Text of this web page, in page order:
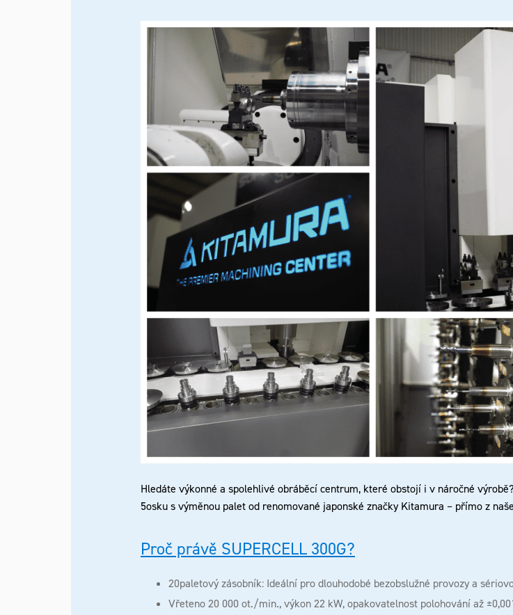
Hledáte výkonné a spolehlivé obráběcí centrum, které obstojí i v náročné
5osku s výměnou palet od renomované japonské značky Kitamura – přímo z
Proč právě SUPERCELL 300G?
20paletový zásobník: Ideální pro dlouhodobé bezobslužné provozy a
Vřeteno 20 000 ot./min., výkon 22 kW, opakovatelnost polohování až